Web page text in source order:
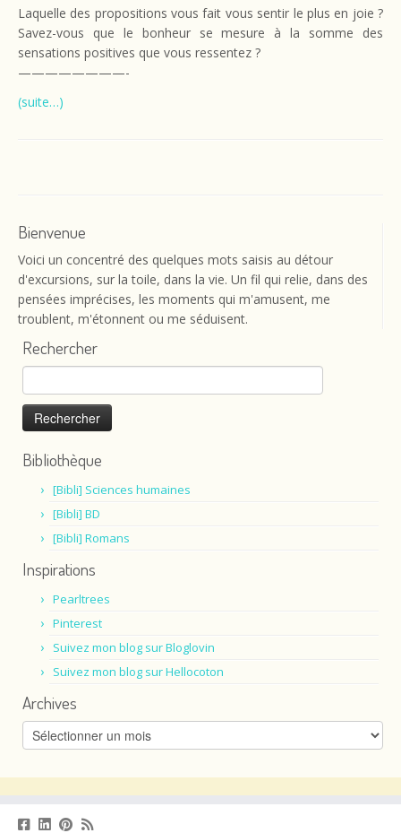
Laquelle des propositions vous fait vous sentir le plus en joie ?
Savez-vous que le bonheur se mesure à la somme des
sensations positives que vous ressentez ?
————————-
(suite…)
Bienvenue
Voici un concentré des quelques mots saisis au détour
d'excursions, sur la toile, dans la vie. Un fil qui relie, dans des
pensées imprécises, les moments qui m'amusent, me
troublent, m'étonnent ou me séduisent.
Rechercher
Rechercher :
Bibliothèque
[Bibli] Sciences humaines
[Bibli] BD
[Bibli] Romans
Inspirations
Pearltrees
Pinterest
Suivez mon blog sur Bloglovin
Suivez mon blog sur Hellocoton
Archives
Archives